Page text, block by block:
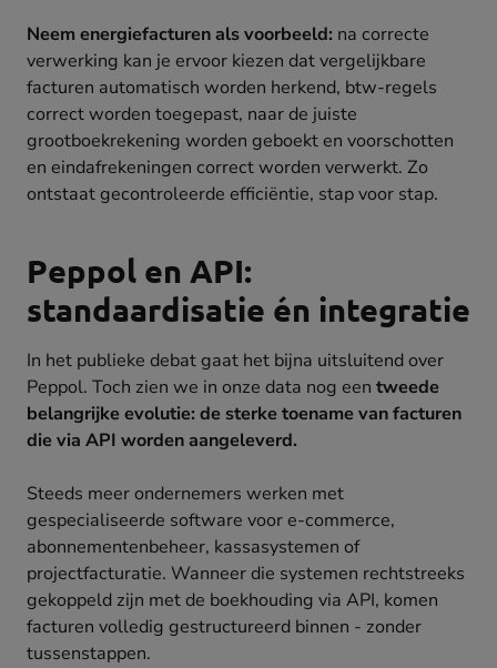
Neem energiefacturen als voorbeeld: na correcte
verwerking kan je ervoor kiezen dat vergelijkbare
facturen automatisch worden herkend, btw-regels
correct worden toegepast, naar de juiste
grootboekrekening worden geboekt en voorschotten
en eindafrekeningen correct worden verwerkt. Zo
ontstaat gecontroleerde efficiëntie, stap voor stap.
Peppol en API:
standaardisatie én integratie
In het publieke debat gaat het bijna uitsluitend over
Peppol. Toch zien we in onze data nog een tweede
belangrijke evolutie: de sterke toename van facturen
die via API worden aangeleverd.
Steeds meer ondernemers werken met
gespecialiseerde software voor e-commerce,
abonnementenbeheer, kassasystemen of
projectfacturatie. Wanneer die systemen rechtstreeks
gekoppeld zijn met de boekhouding via API, komen
facturen volledig gestructureerd binnen - zonder
tussenstappen.